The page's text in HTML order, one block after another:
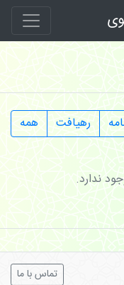
همه رهیافت
ندارد.
تماس با ما